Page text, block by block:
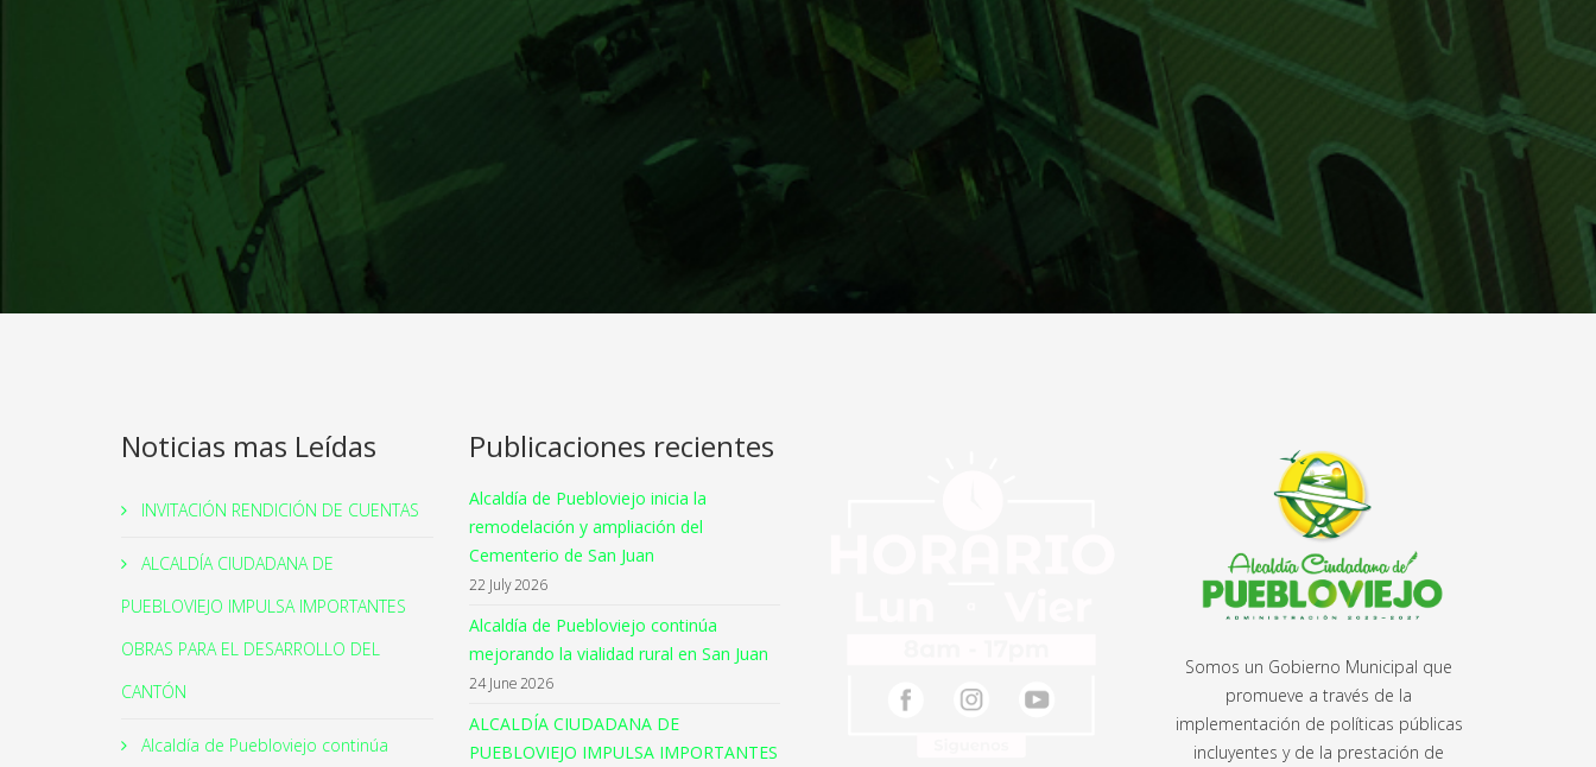
Noticias mas Leídas
INVITACIÓN RENDICIÓN DE CUENTAS
ALCALDÍA CIUDADANA DE
PUEBLOVIEJO IMPULSA IMPORTANTES
OBRAS PARA EL DESARROLLO DEL
CANTÓN
Alcaldía de Puebloviejo continúa
Publicaciones recientes
Alcaldía de Puebloviejo inicia la
remodelación y ampliación del
Cementerio de San Juan
22 July 2026
Alcaldía de Puebloviejo continúa
mejorando la vialidad rural en San Juan
24 June 2026
ALCALDÍA CIUDADANA DE
PUEBLOVIEJO IMPULSA IMPORTANTES
Somos un Gobierno Municipal que
promueve a través de la
implementación de políticas públicas
incluyentes y de la prestación de